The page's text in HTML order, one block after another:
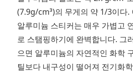
(7.9g/cm³)의 무게의 약 1/3이다.
알루미늄 스티커는 매우 가볍고
로 스탬핑하기에 완벽합니다. 그
으면 알루미늄의 자연적인 화학
틸보다 내구성이 떨어져 전기화